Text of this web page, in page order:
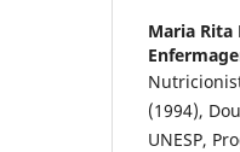
Maria Rita
(1994),
UNESP,